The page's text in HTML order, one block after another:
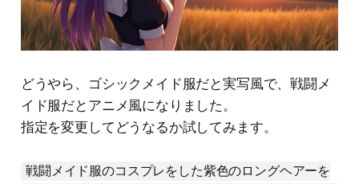
どうやら、ゴシックメイド服だと実写風で、戦闘メ
イド服だとアニメ風になりました。
指定を変更してどうなるか試してみます。
戦闘メイド服のコスプレをした紫色のロングヘアーを